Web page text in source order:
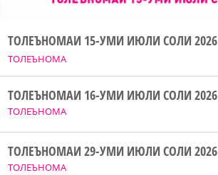
ТОЛЕЪНОМА
ТОЛЕЪНОМАИ 15-УМИ ИЮЛИ СОЛИ 2026
ТОЛЕЪНОМА
ТОЛЕЪНОМАИ 16-УМИ ИЮЛИ СОЛИ 2026
ТОЛЕЪНОМА
ТОЛЕЪНОМАИ 29-УМИ ИЮЛИ СОЛИ 2026